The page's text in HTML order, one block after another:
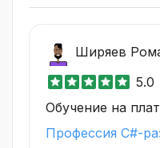
Ширяев
5.0
Обучение на
Профессия C#-